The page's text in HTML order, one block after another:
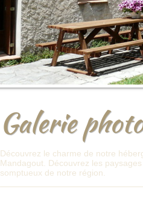
Galerie
Découvrez le charme de notre
Mandagout. Découvrez les
somptueux de notre région.